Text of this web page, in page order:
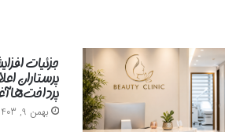
جزئیات
پرداخت‌ها
بهمن 9, 1403